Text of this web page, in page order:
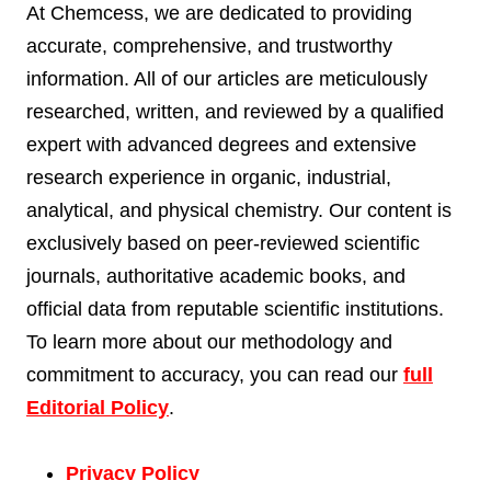
At Chemcess, we are dedicated to providing
accurate, comprehensive, and trustworthy
information. All of our articles are meticulously
researched, written, and reviewed by a qualified
expert with advanced degrees and extensive
research experience in organic, industrial,
analytical, and physical chemistry. Our content is
exclusively based on peer-reviewed scientific
journals, authoritative academic books, and
official data from reputable scientific institutions.
To learn more about our methodology and
commitment to accuracy, you can read our full
Editorial Policy.
Privacy Policy